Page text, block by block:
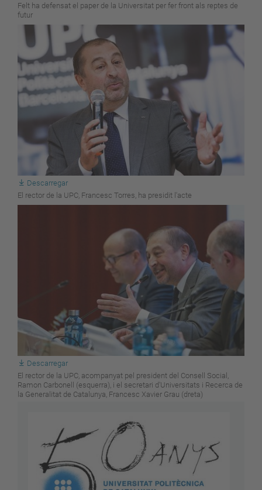
Felt ha defensat el paper de la Universitat per fer front als reptes de
futur
Descarregar
El rector de la UPC, Francesc Torres, ha presidit l'acte
Descarregar
El rector de la UPC, acompanyat pel president del Consell Social,
Ramon Carbonell (esquerra), i el secretari d'Universitats i Recerca de
la Generalitat de Catalunya, Francesc Xavier Grau (dreta)